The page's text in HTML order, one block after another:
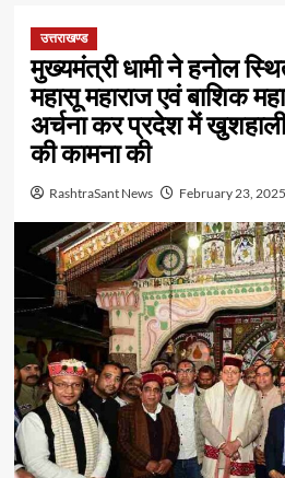
उत्तराखण्ड
मुख्यमंत्री धामी ने हनोल
महासू महाराज एवं बाशिक
अर्चना कर प्रदेश में
की कामना की
RashtraSant News February 23, 2025